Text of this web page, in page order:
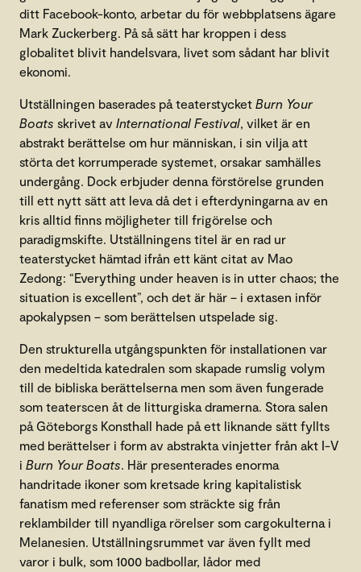
ditt Facebook-konto, arbetar du för webbplatsens ägare
Mark Zuckerberg. På så sätt har kroppen i dess
globalitet blivit handelsvara, livet som sådant har blivit
ekonomi.
Utställningen baserades på teaterstycket Burn Your
Boats skrivet av International Festival, vilket är en
abstrakt berättelse om hur människan, i sin vilja att
störta det korrumperade systemet, orsakar samhälles
undergång. Dock erbjuder denna förstörelse grunden
till ett nytt sätt att leva då det i efterdyningarna av en
kris alltid finns möjligheter till frigörelse och
paradigmskifte. Utställningens titel är en rad ur
teaterstycket hämtad ifrån ett känt citat av Mao
Zedong: “Everything under heaven is in utter chaos; the
situation is excellent”, och det är här – i extasen inför
apokalypsen – som berättelsen utspelade sig.
Den strukturella utgångspunkten för installationen var
den medeltida katedralen som skapade rumslig volym
till de bibliska berättelserna men som även fungerade
som teaterscen åt de litturgiska dramerna. Stora salen
på Göteborgs Konsthall hade på ett liknande sätt fyllts
med berättelser i form av abstrakta vinjetter från akt I-V
i Burn Your Boats. Här presenterades enorma
handritade ikoner som kretsade kring kapitalistisk
fanatism med referenser som sträckte sig från
reklambilder till nyandliga rörelser som cargokulterna i
Melanesien. Utställningsrummet var även fyllt med
varor i bulk, som 1000 badbollar, lådor med